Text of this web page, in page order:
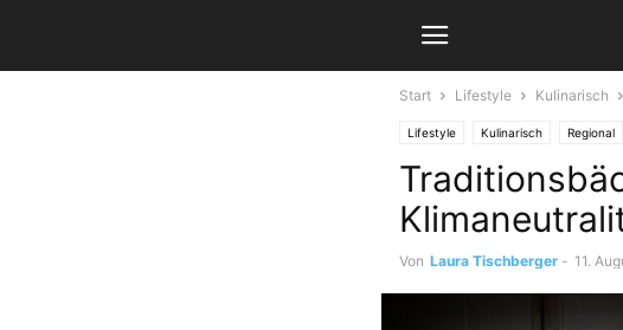
Start Lifestyle Kulinarisch
Lifestyle Kulinarisch Regional
Von Laura Tischberger - 11.